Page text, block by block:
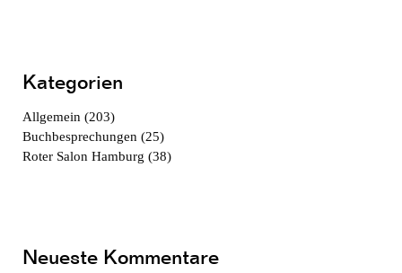
Kategorien
Allgemein (203)
Buchbesprechungen (25)
Roter Salon Hamburg (38)
Neueste Kommentare